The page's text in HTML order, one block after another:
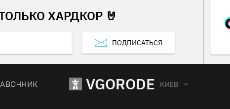
ХАРДКОР 🤘
ПОДПИСАТЬСЯ
VGORODE КИЕВ